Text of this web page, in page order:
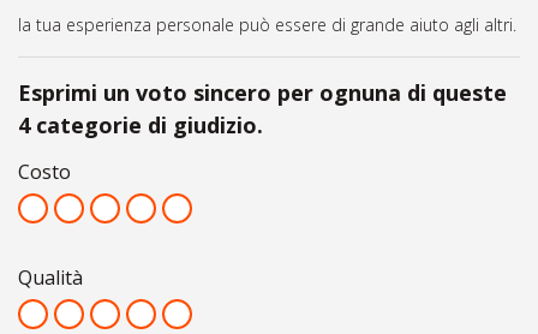
la tua esperienza personale può essere di grande aiuto agli altri.
Esprimi un voto sincero per ognuna di queste
4 categorie di giudizio.
Costo
Qualità